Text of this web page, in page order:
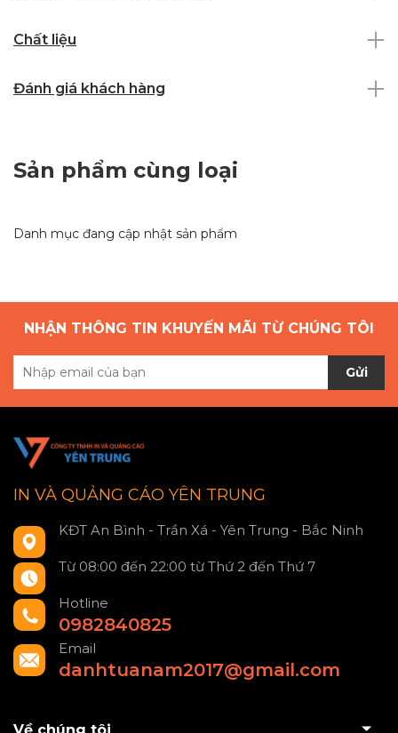
Chất liệu
Đánh giá khách hàng
Sản phẩm cùng loại
Danh mục đang cập nhật sản phẩm
NHẬN THÔNG TIN KHUYẾN MÃI TỪ CHÚNG TÔI
Gửi
IN VÀ QUẢNG CÁO YÊN TRUNG
KĐT An Bình - Trần Xá - Yên Trung - Bắc Ninh
Từ 08:00 đến 22:00 từ Thứ 2 đến Thứ 7
Hotline
0982840825
Email
danhtuanam2017@gmail.com